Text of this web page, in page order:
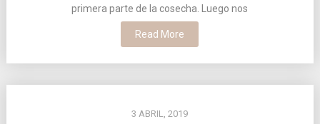
primera parte de la cosecha. Luego nos
Read More
3 ABRIL, 2019